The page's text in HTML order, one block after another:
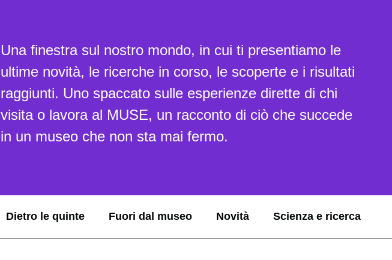
Una finestra sul nostro mondo, in cui ti presentiamo le
ultime novità, le ricerche in corso, le scoperte e i risultati
raggiunti. Uno spaccato sulle esperienze dirette di chi
visita o lavora al MUSE, un racconto di ciò che succede
in un museo che non sta mai fermo.
Dietro le quinte Fuori dal museo Novità Scienza e ricerca